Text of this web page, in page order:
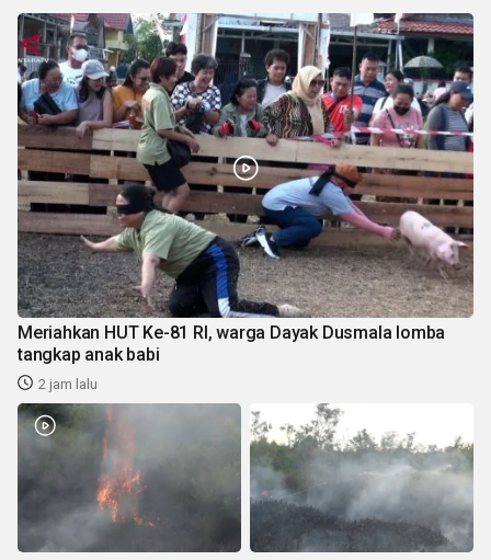
Meriahkan HUT Ke-81 RI, warga Dayak Dusmala lomba
tangkap anak babi
2 jam lalu